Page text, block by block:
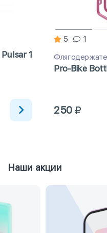
1
5 1
Pro-Bike
250
Наши акции